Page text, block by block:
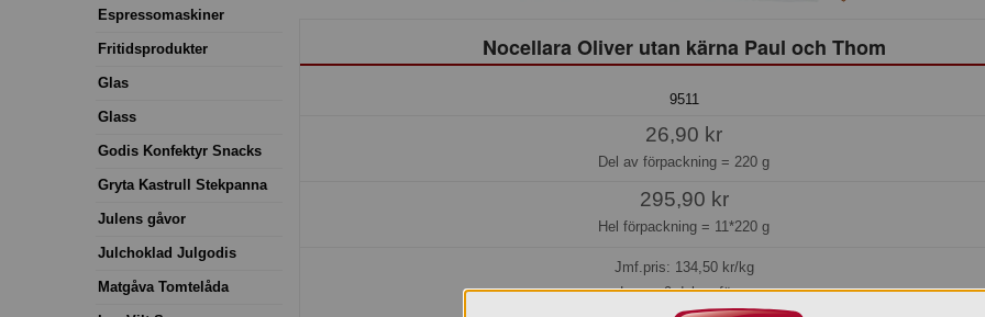
Espressomaskiner
Fritidsprodukter
Glas
Glass
Godis Konfektyr Snacks
Gryta Kastrull Stekpanna
Julens gåvor
Julchoklad Julgodis
Matgåva Tomtelåda
Nocellara Oliver utan kärna Paul och Thom
9511
26,90 kr
Del av förpackning = 220 g
295,90 kr
Hel förpackning = 11*220 g
Jmf.pris: 134,50kr/kg
Lager: 9 del av förp.